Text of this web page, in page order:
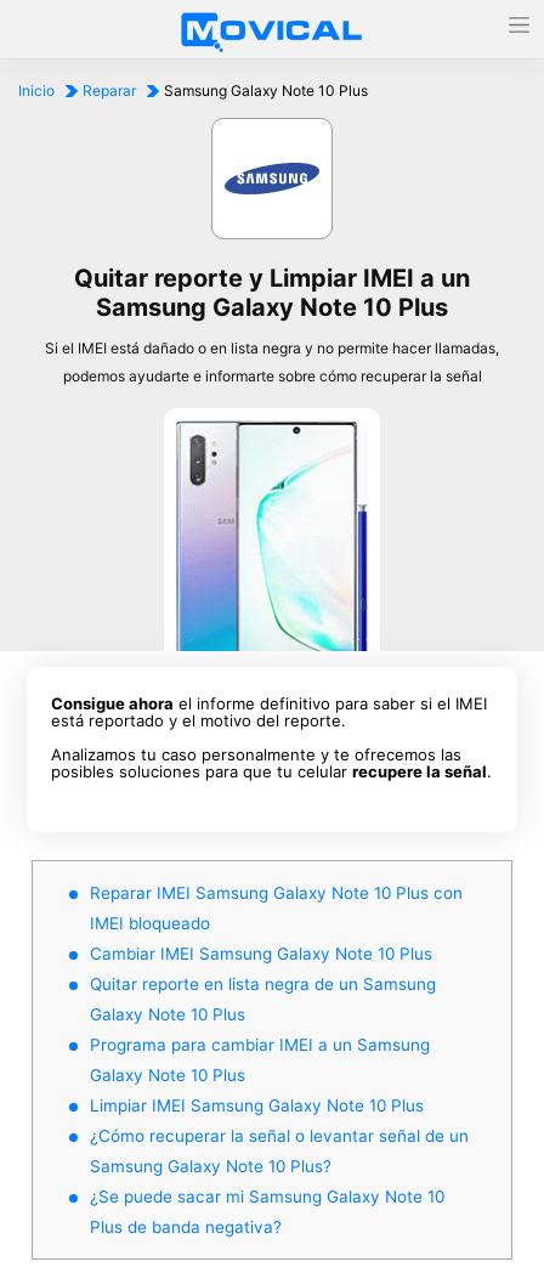
Inicio Reparar Samsung Galaxy Note 10 Plus
Quitar reporte y Limpiar IMEI a un
Samsung Galaxy Note 10 Plus
Si el IMEI está dañado o en lista negra y no permite hacer llamadas,
podemos ayudarte e informarte sobre cómo recuperar la señal
Consigue ahora el informe definitivo para saber si el IMEI
está reportado y el motivo del reporte.
Analizamos tu caso personalmente y te ofrecemos las
posibles soluciones para que tu celularrecupere la señal.
Reparar IMEI Samsung Galaxy Note 10 Plus con
IMEI bloqueado
Cambiar IMEI Samsung Galaxy Note 10 Plus
Quitar reporte en lista negra de un Samsung
Galaxy Note 10 Plus
Programa para cambiar IMEI a un Samsung
Galaxy Note 10 Plus
Limpiar IMEI Samsung Galaxy Note 10 Plus
¿Cómo recuperar la señal o levantar señal de un
Samsung Galaxy Note 10 Plus?
¿Se puede sacar mi Samsung Galaxy Note 10
Plus de banda negativa?